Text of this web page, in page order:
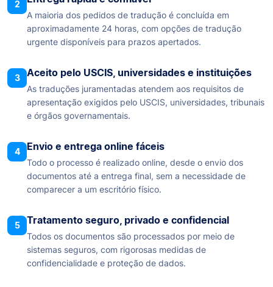
2
A maioria dos pedidos de tradução é concluída em
aproximadamente 24 horas, com opções de tradução
urgente disponíveis para prazos apertados.
3 Aceito pelo USCIS, universidades e instituições
As traduções juramentadas atendem aos requisitos de
apresentação exigidos pelo USCIS, universidades, tribunais
e órgãos governamentais.
4 Envio e entrega online fáceis
Todo o processo é realizado online, desde o envio dos
documentos até a entrega final, sem a necessidade de
comparecer a um escritório físico.
5 Tratamento seguro, privado e confidencial
Todos os documentos são processados por meio de
sistemas seguros, com rigorosas medidas de
confidencialidade e proteção de dados.